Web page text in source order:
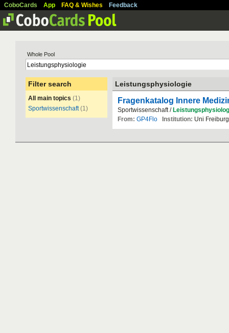
CoboCards App FAQ & Wishes Feedback
Whole Pool
Filter search
All main topics (1)
Sportwissenschaft (1)
Leistungsphysiologie
Fragenkatalog Innere
Sportwissenschaft /
From: GP4Flo Institution: Uni Freiburg